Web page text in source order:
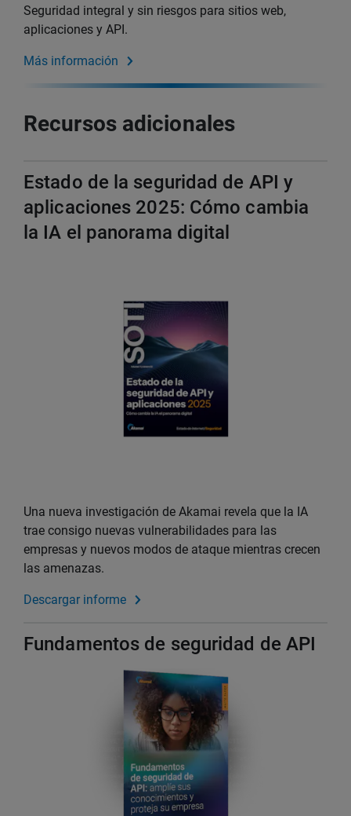
Seguridad integral y sin riesgos para sitios web,
aplicaciones y API.
Más información
Recursos adicionales
Estado de la seguridad de API y
aplicaciones 2025: Cómo cambia
la IA el panorama digital
Una nueva investigación de Akamai revela que la IA
trae consigo nuevas vulnerabilidades para las
empresas y nuevos modos de ataque mientras crecen
las amenazas.
Descargar informe
Fundamentos de seguridad de API